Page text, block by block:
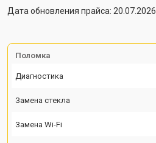
Дата обновления прайса: 20.07.2026
Поломка
Диагностика
Замена стекла
Замена Wi-Fi